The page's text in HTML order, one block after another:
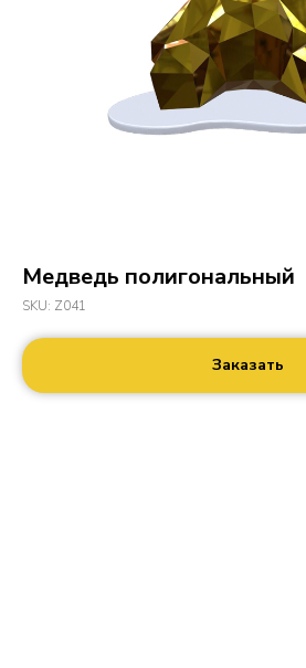
Медведь полигональный
SKU: Z041
Заказать